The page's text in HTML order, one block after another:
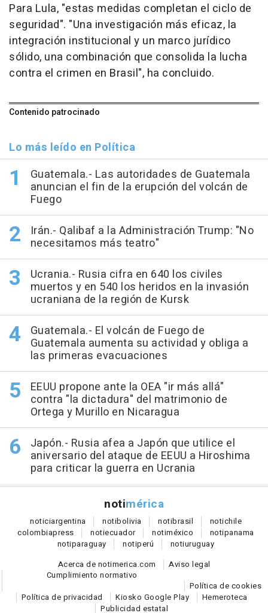
Para Lula, "estas medidas completan el ciclo de
seguridad". "Una investigación más eficaz, la
integración institucional y un marco jurídico
sólido, una combinación que consolida la lucha
contra el crimen en Brasil", ha concluido.
Contenido patrocinado
Lo más leído en Política
Guatemala.- Las autoridades de Guatemala
anuncian el fin de la erupción del volcán de
Fuego
Irán.- Qalibaf a la Administración Trump: "No
necesitamos más teatro"
Ucrania.- Rusia cifra en 640 los civiles
muertos y en 540 los heridos en la invasión
ucraniana de la región de Kursk
Guatemala.- El volcán de Fuego de
Guatemala aumenta su actividad y obliga a
las primeras evacuaciones
EEUU propone ante la OEA "ir más allá"
contra "la dictadura" del matrimonio de
Ortega y Murillo en Nicaragua
Japón.- Rusia afea a Japón que utilice el
aniversario del ataque de EEUU a Hiroshima
para criticar la guerra en Ucrania
notimérica
noticiargentina notibolivia notibrasil notichile
colombiapress notiecuador notiméxico notipanama
notiparaguay notiperú notiuruguay
Acerca de notimerica.com
Aviso legal
Cumplimiento normativo
Política de cookies
Política de privacidad
Kiosko Google Play
Hemeroteca
Publicidad estatal